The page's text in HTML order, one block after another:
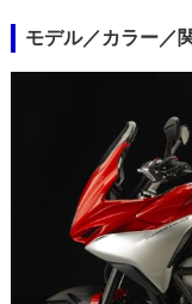
モデル／カラー／